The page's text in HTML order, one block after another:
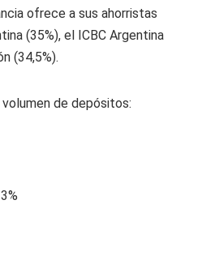
ofrece a sus ahorristas
(35%), el ICBC Argentina
(34,5%).
de depósitos: